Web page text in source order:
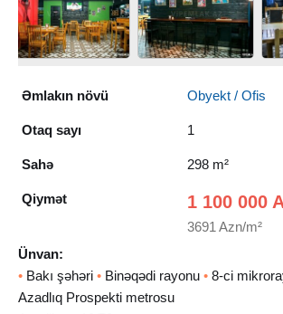
Əmlakın növü Obyekt / Ofis
Otaq sayı 1
Sahə 298 m²
Qiymət 1 100 000
3691 Azn/m²
Ünvan:
• Bakı şəhəri • Binəqədi rayonu • 8-ci
Azadlıq Prospekti metrosu